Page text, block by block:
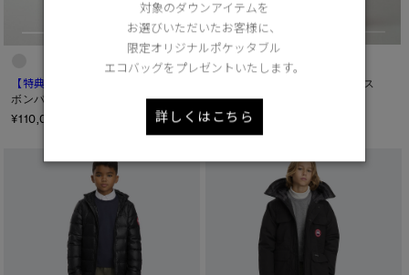
太もも
ひざ
【特典対象】
ボンバー Non-Fur
¥110,000（tax in）
ユース サイプレス
フーディー
¥102,300（tax in）
対象のダウンアイテムを
お選びいただいたお客様に、
限定オリジナルポケッタブル
エコバッグをプレゼントいたします。
詳しくはこちら